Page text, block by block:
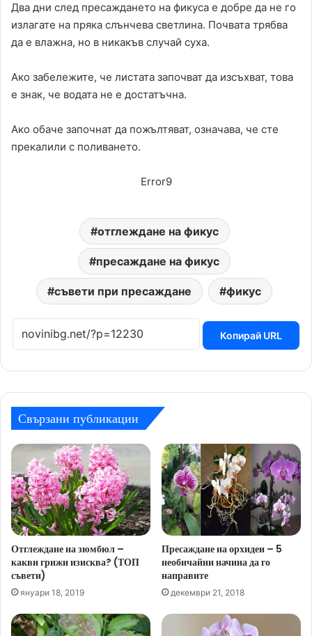
Два дни след пресаждането на фикуса е добре да не го
излагате на пряка слънчева светлина. Почвата трябва
да е влажна, но в никакъв случай суха.
Ако забележите, че листата започват да изсъхват, това
е знак, че водата не е достатъчна.
Ако обаче започнат да пожълтяват, означава, че сте
прекалили с поливането.
Error9
отглеждане на фикус
пресаждане на фикус
съвети при пресаждане фикус
Копирай URL
Свързани публикации
Отглеждане на зюмбюл –
какви грижи изисква? (ТОП
съвети)
януари 18, 2019
Пресаждане на орхидеи – 5
необичайни начина да го
направите
декември 21, 2018